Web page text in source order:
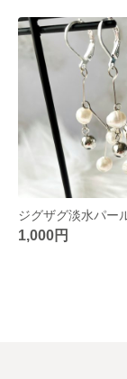
ジグザグ淡水パー
1,000円